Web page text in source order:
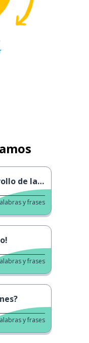
de la IA
y frases
y frases
y frases